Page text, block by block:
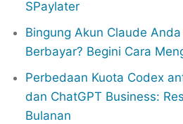
SPaylater
Bingung Akun Claude
Berbayar? Begini Cara
Perbedaan Kuota Codex
dan ChatGPT Business:
Bulanan